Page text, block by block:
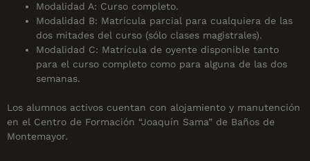
Modalidad A: Curso completo.
Modalidad B: Matrícula parcial para cualquiera de las
dos mitades del curso (sólo clases magistrales).
Modalidad C: Matrícula de oyente disponible tanto
para el curso completo como para alguna de las dos
semanas.
Los alumnos activos cuentan con alojamiento y manutención
en el Centro de Formación “Joaquín Sama” de Baños de
Montemayor.